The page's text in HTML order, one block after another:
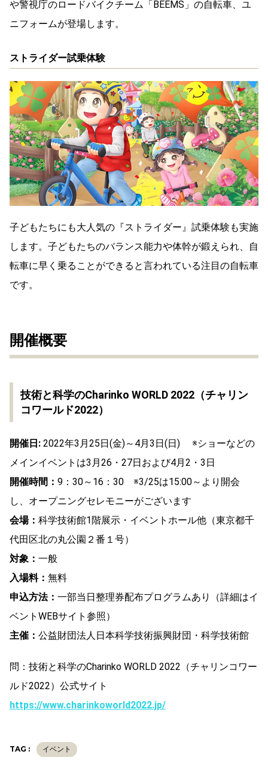
や警視庁のロードバイクチーム「BEEMS」の自転車、ユ
ニフォームが登場します。
ストライダー試乗体験
子どもたちにも大人気の『ストライダー』試乗体験も実施
します。子どもたちのバランス能力や体幹が鍛えられ、自
転車に早く乗ることができると言われている注目の自転車
です。
開催概要
技術と科学のCharinko WORLD 2022（チャリン
コワールド2022）
開催日: 2022年3月25日(金)～4月3日(日) ※ショーなどの
メインイベントは3月26・27日および4月2・3日
開催時間： 9：30～16：30 ※3/25は15:00～より開会
し、オープニングセレモニーがございます
会場： 科学技術館1階展示・イベントホール他（東京都千
代田区北の丸公園２番１号）
対象： 一般
入場料： 無料
申込方法： 一部当日整理券配布プログラムあり（詳細はイ
ベントWEBサイト参照）
主催： 公益財団法人日本科学技術振興財団・科学技術館
問：技術と科学のCharinko WORLD 2022（チャリンコワー
ルド2022）公式サイト
https://www.charinkoworld2022.jp/
TAG : イベント